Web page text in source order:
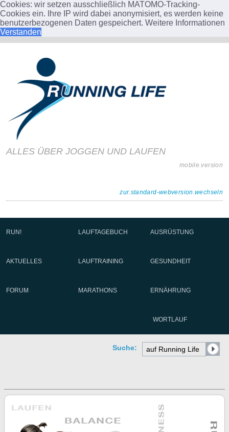
Cookies: wir setzen ausschließlich MATOMO-Tracking-
Cookies ein. Ihre IP wird dabei anonymisiert, es werden keine
benutzerbezogenen Daten gespeichert. Weitere Informationen
Verstanden
ALLES ÜBER JOGGEN UND LAUFEN
mobile.version
zur.standard-webversion.wechseln
RUN! LAUFTAGEBUCH AUSRÜSTUNG
AKTUELLES LAUFTRAINING GESUNDHEIT
FORUM MARATHONS ERNÄHRUNG
WORTLAUF
Suche: